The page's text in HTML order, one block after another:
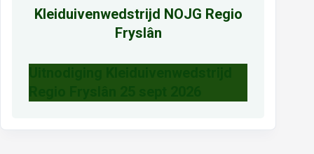
Kleiduivenwedstrijd NOJG Regio
Fryslân